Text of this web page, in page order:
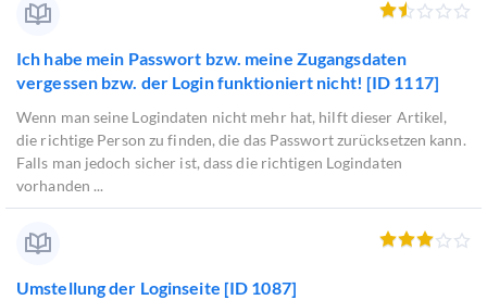
Ich habe mein Passwort bzw. meine Zugangsdaten
vergessen bzw. der Login funktioniert nicht! [ID 1117]
Wenn man seine Logindaten nicht mehr hat, hilft dieser Artikel,
die richtige Person zu finden, die das Passwort zurücksetzen kann.
Falls man jedoch sicher ist, dass die richtigen Logindaten
vorhanden ...
Umstellung der Loginseite [ID 1087]